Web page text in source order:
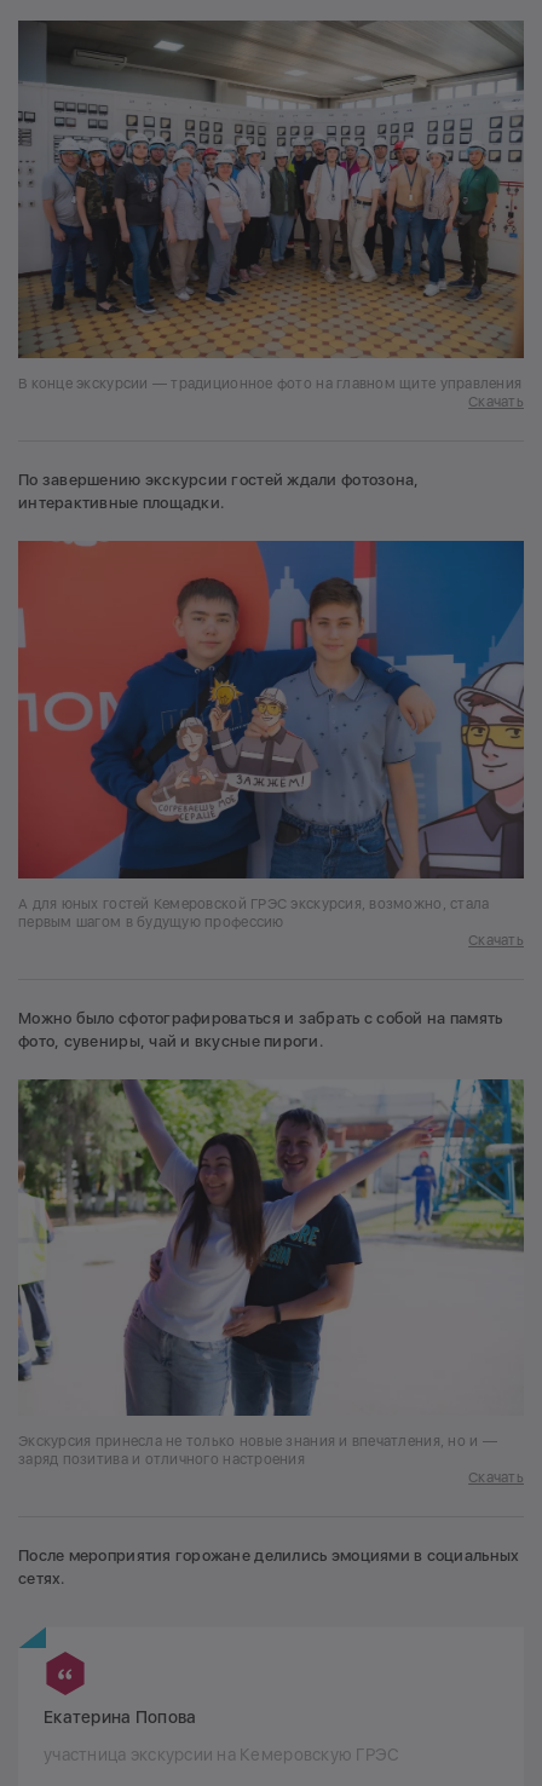
В конце экскурсии — традиционное фото на главном щите управления
Скачать
По завершению экскурсии гостей ждали фотозона,
интерактивные площадки.
А для юных гостей Кемеровской ГРЭС экскурсия, возможно, стала
первым шагом в будущую профессию
Скачать
Можно было сфотографироваться и забрать с собой на память
фото, сувениры, чай и вкусные пироги.
Экскурсия принесла не только новые знания и впечатления, но и —
заряд позитива и отличного настроения
Скачать
После мероприятия горожане делились эмоциями в социальных
сетях.
Екатерина Попова
участница экскурсии на Кемеровскую ГРЭС